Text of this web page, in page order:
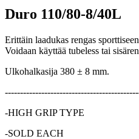
Duro 110/80-8/40L
Erittäin laadukas rengas
Voidaan käyttää tubeless tai
Ulkohalkasija 380 ± 8 mm.
-HIGH GRIP TYPE
-SOLD EACH